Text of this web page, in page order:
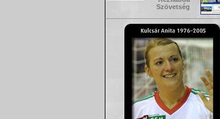
Szövetség